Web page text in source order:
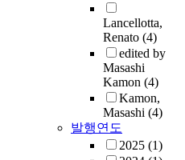
Lancellotta,
Renato (4)
edited by
Masashi
Kamon (4)
Kamon,
Masashi (4)
발행연도
2025 (1)